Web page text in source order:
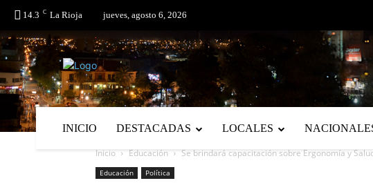
14.3 C La Rioja jueves, agosto 6, 2026
INICIO DESTACADAS LOCALES
Inicio Educación Se brindará capacitación sobre Ergonomía y
Educación Política